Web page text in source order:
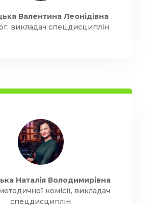
Валентина Леонідівна
викладач спецдисциплін
Наталія Володимирівна
комісії, викладач
спецдисциплін